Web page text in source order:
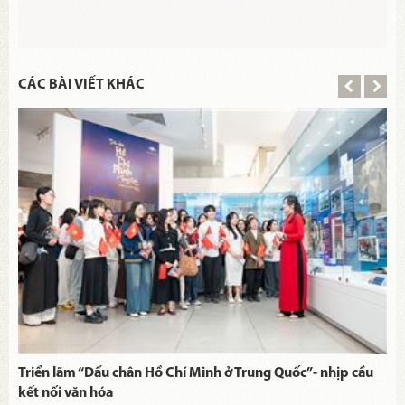
CÁC BÀI VIẾT KHÁC
Triển lãm “Dấu chân Hồ Chí Minh ở Trung Quốc”- nhịp cầu
kết nối văn hóa